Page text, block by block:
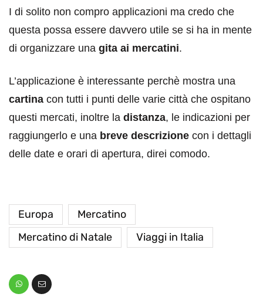
I di solito non compro applicazioni ma credo che
questa possa essere davvero utile se si ha in mente
di organizzare una gita ai mercatini.
L’applicazione è interessante perchè mostra una
cartina con tutti i punti delle varie città che ospitano
questi mercati, inoltre la distanza, le indicazioni per
raggiungerlo e una breve descrizione con i dettagli
delle date e orari di apertura, direi comodo.
Europa
Mercatino
Mercatino di Natale
Viaggi in Italia